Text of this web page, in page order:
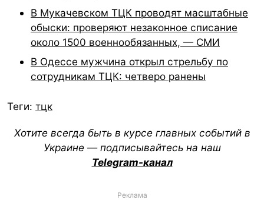
В Мукачевском ТЦК проводят масштабные
обыски: проверяют незаконное списание
около 1500 военнообязанных, — СМИ
В Одессе мужчина открыл стрельбу по
сотрудникам ТЦК: четверо ранены
Теги: тцк
Хотите всегда быть в курсе главных событий в
Украине — подписывайтесь на наш
Telegram-канал
Реклама